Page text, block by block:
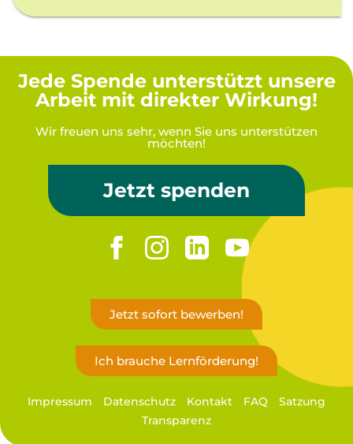
Jede Spende unterstützt unsere
Arbeit mit direkter Wirkung!
Wir freuen uns sehr, wenn Sie uns unterstützen
möchten!
Jetzt spenden
Jetzt sofort bewerben!
Ich brauche Lernförderung!
Impressum Datenschutz Kontakt FAQ
Satzung
Transparenz